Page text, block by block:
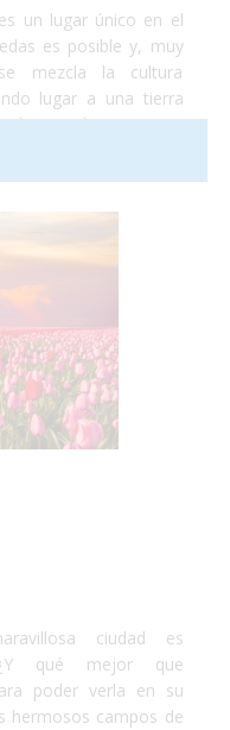
un lugar único en el
es posible y, muy
mezcla la cultura
lugar a una tierra
tradiciones muy
diversos. No lo dudes
Rumania... ¡Te
ciudad es
¿Y qué mejor que
poder verla en su
hermosos campos de